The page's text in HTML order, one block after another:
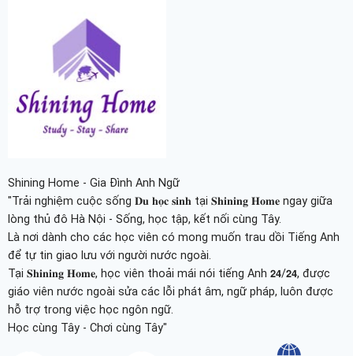
Shining Home - Gia Đình Anh Ngữ
"Trải nghiệm cuộc sống 𝐃𝐮 𝐡𝐨̣𝐜 𝐬𝐢𝐧𝐡 tại 𝐒𝐡𝐢𝐧𝐢𝐧𝐠 𝐇𝐨𝐦𝐞 ngay giữa
lòng thủ đô Hà Nội - Sống, học tập, kết nối cùng Tây.
Là nơi dành cho các học viên có mong muốn trau dồi Tiếng Anh
để tự tin giao lưu với người nước ngoài.
Tại 𝐒𝐡𝐢𝐧𝐢𝐧𝐠 𝐇𝐨𝐦𝐞, học viên thoải mái nói tiếng Anh 𝟮𝟰/𝟮𝟰, được
giáo viên nước ngoài sửa các lỗi phát âm, ngữ pháp, luôn được
hỗ trợ trong việc học ngôn ngữ.
Học cùng Tây - Chơi cùng Tây"